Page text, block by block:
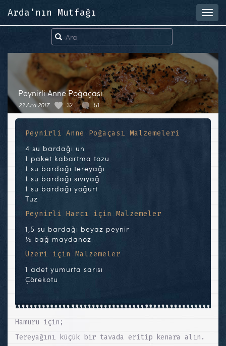
Arda'nın Mutfağı
Peynirli Anne Poğaçası
23 Ara 2017 32 51
Peynirli Anne Poğaçası Malzemeleri
4 su bardağı un
1 paket kabartma tozu
1 su bardağı tereyağı
1 su bardağı sıvıyağ
1 su bardağı yoğurt
Tuz
Peynirli Harcı için Malzemeler
1,5 su bardağı beyaz peynir
½ bağ maydanoz
Üzeri için Malzemeler
1 adet yumurta sarısı
Çörekotu
Hamuru için;
Tereyağını küçük bir tavada eritip kenara alın.